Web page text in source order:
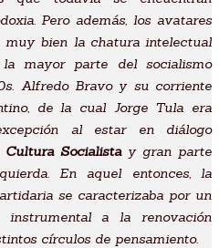
Pero además, los avatares
muy bien la chatura intelectual
mayor parte del socialismo
Alfredo Bravo y su corriente
de la cual Jorge Tula era
al estar en diálogo
Cultura Socialistay gran parte
En aquel entonces, la
se caracterizaba por un
instrumental a la renovación
círculos de pensamiento.